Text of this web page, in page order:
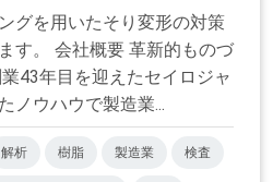
グを用いたそり変形の対策
す。 会社概要 革新的ものづ
43年目を迎えたセイロジャ
ノウハウで製造業...
解析 樹脂 製造業 検査